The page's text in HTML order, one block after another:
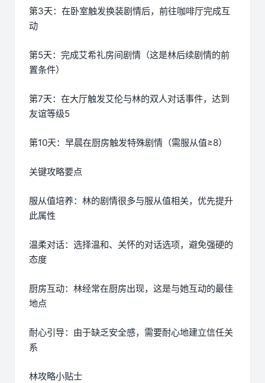
第3天：在卧室触发换装剧情后，前往咖啡厅完成互
动
第5天：完成艾希礼房间剧情（这是林后续剧情的前
置条件）
第7天：在大厅触发艾伦与林的双人对话事件，达到
友谊等级5
第10天：早晨在厨房触发特殊剧情（需服从值≥8）
关键攻略要点
服从值培养：林的剧情很多与服从值相关，优先提升
此属性
温柔对话：选择温和、关怀的对话选项，避免强硬的
态度
厨房互动：林经常在厨房出现，这是与她互动的最佳
地点
耐心引导：由于缺乏安全感，需要耐心地建立信任关
系
林攻略小贴士